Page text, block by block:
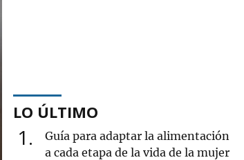
LO ÚLTIMO
1
Guía para adaptar la alimentación
a cada etapa de la vida de la mujer